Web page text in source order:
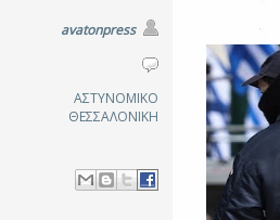
avatonpress
ΑΣΤΥΝΟΜΙΚΟ
ΘΕΣΣΑΛΟΝΙΚΗ